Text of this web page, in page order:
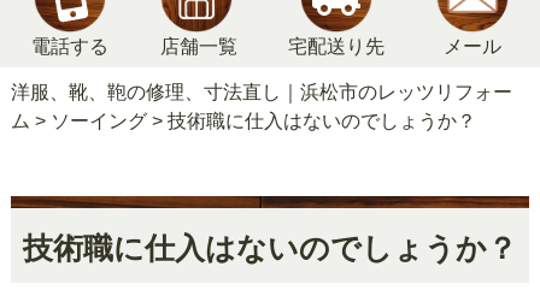
電話する 店舗一覧 宅配送り先 メール
洋服、靴、鞄の修理、寸法直し｜浜松市のレッツリフォー
ム > ソーイング> 技術職に仕入はないのでしょうか？
技術職に仕入はないのでしょうか？